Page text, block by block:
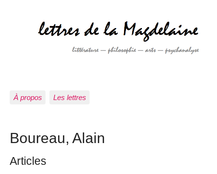
À propos Les lettres
Boureau, Alain
Articles